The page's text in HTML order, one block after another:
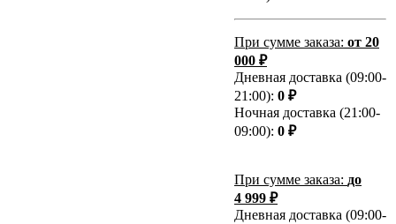
При сумме заказа: от 20
000 ₽
Дневная доставка (09:00-
21:00): 0 ₽
Ночная доставка (21:00-
09:00): 0 ₽
При сумме заказа: до
4 999 ₽
Дневная доставка (09:00-